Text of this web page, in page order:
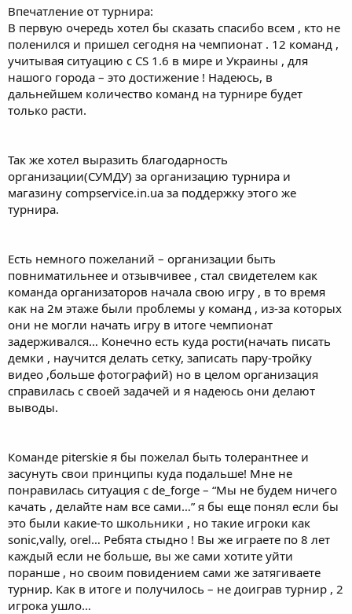
Впечатление от турнира:
В первую очередь хотел бы сказать спасибо всем , кто не
поленился и пришел сегодня на чемпионат . 12 команд ,
учитывая ситуацию с CS 1.6 в мире и Украины , для
нашого города – это достижение ! Надеюсь, в
дальнейшем количество команд на турнире будет
только расти.
Так же хотел выразить благодарность
организации(СУМДУ) за организацию турнира и
магазину compservice.in.ua за поддержку этого же
турнира.
Есть немного пожеланий – организации быть
повниматильнее и отзывчивее , стал свидетелем как
команда организаторов начала свою игру , в то время
как на 2м этаже были проблемы у команд , из-за которых
они не могли начать игру в итоге чемпионат
задерживался… Конечно есть куда рости(начать писать
демки , научится делать сетку, записать пару-тройку
видео ,больше фотографий) но в целом организация
справилась с своей задачей и я надеюсь они делают
выводы.
Команде piterskie я бы пожелал быть толерантнее и
засунуть свои принципы куда подальше! Мне не
понравилась ситуация с de_forge – “Мы не будем ничего
качать , делайте нам все сами…” я бы еще понял если бы
это были какие-то школьники , но такие игроки как
sonic,vally, orel… Ребята стыдно ! Вы же играете по 8 лет
каждый если не больше, вы же сами хотите уйти
поранше , но своим повидением сами же затягиваете
турнир. Как в итоге и получилось – не доиграв турнир , 2
игрока ушло…